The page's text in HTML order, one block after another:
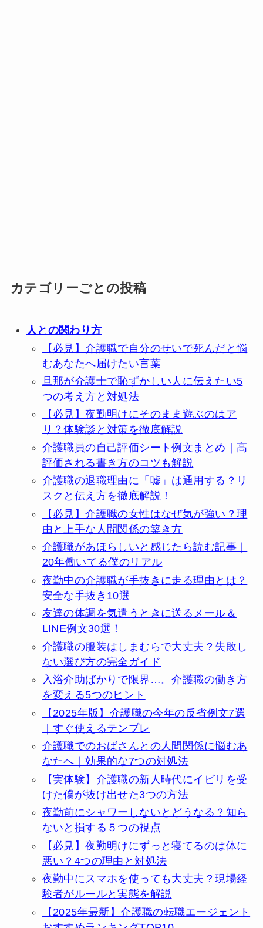
カテゴリーごとの投稿
人との関わり方
【必見】介護職で自分のせいで死んだと悩
むあなたへ届けたい言葉
旦那が介護士で恥ずかしい人に伝えたい5
つの考え方と対処法
【必見】夜勤明けにそのまま遊ぶのはア
リ？体験談と対策を徹底解説
介護職員の自己評価シート例文まとめ｜高
評価される書き方のコツも解説
介護職の退職理由に「嘘」は通用する？リ
スクと伝え方を徹底解説！
【必見】介護職の女性はなぜ気が強い？理
由と上手な人間関係の築き方
介護職があほらしいと感じたら読む記事｜
20年働いてる僕のリアル
夜勤中の介護職が手抜きに走る理由とは？
安全な手抜き10選
友達の体調を気遣うときに送るメール＆
LINE例文30選！
介護職の服装はしまむらで大丈夫？失敗し
ない選び方の完全ガイド
入浴介助ばかりで限界…。介護職の働き方
を変える5つのヒント
【2025年版】介護職の今年の反省例文7選
｜すぐ使えるテンプレ
介護職でのおばさんとの人間関係に悩むあ
なたへ｜効果的な7つの対処法
【実体験】介護職の新人時代にイビリを受
けた僕が抜け出せた3つの方法
夜勤前にシャワーしないとどうなる？知ら
ないと損する５つの視点
【必見】夜勤明けにずっと寝てるのは体に
悪い？4つの理由と対処法
夜勤中にスマホを使っても大丈夫？現場経
験者がルールと実態を解説
【2025年最新】介護職の転職エージェント